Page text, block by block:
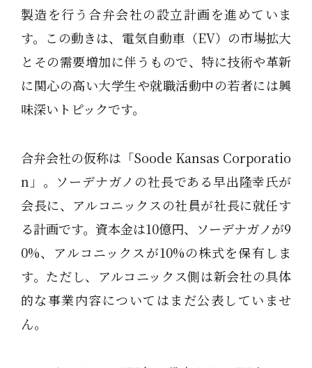
製造を行う合弁会社の設立計画を進めていま
す。この動きは、電気自動車（EV）の市場拡大
とその需要増加に伴うもので、特に技術や革新
に関心の高い大学生や就職活動中の若者には興
味深いトピックです。
合弁会社の仮称は「Soode Kansas Corporatio
n」。ソーデナガノの社長である早出隆幸氏が
会長に、アルコニックスの社員が社長に就任す
る計画です。資本金は10億円、ソーデナガノが9
0%、アルコニックスが10%の株式を保有しま
す。ただし、アルコニックス側は新会社の具体
的な事業内容についてはまだ公表していませ
ん。